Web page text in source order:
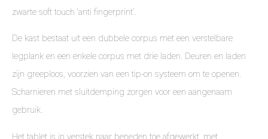
zwarte soft touch ‘anti fingerprint’.
De kast bestaat uit een dubbele corpus met een verstelbare
legplank en een enkele corpus met drie laden. Deuren en laden
zijn greeploos, voorzien van een tip-on systeem om te openen.
Scharnieren met sluitdemping zorgen voor een aangenaam
gebruik.
Het tablet is in verstek naar beneden toe afgewerkt, met